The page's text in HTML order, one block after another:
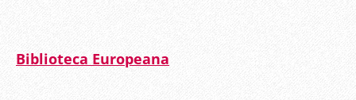
Biblioteca Europeana